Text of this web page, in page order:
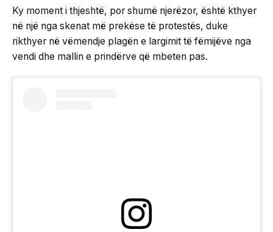
Ky moment i thjeshtë, por shumë njerëzor, është kthyer
në një nga skenat më prekëse të protestës, duke
rikthyer në vëmendje plagën e largimit të fëmijëve nga
vendi dhe mallin e prindërve që mbeten pas.